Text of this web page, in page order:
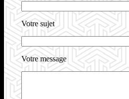
Votre sujet
Votre message